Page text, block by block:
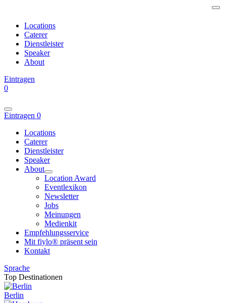
Locations
Caterer
Dienstleister
Speaker
About
Eintragen
0
Eintragen 0
Locations
Caterer
Dienstleister
Speaker
About
Location Award
Eventlexikon
Newsletter
Jobs
Meinungen
Medienkit
Empfehlungsservice
Mit fiylo® präsent sein
Kontakt
Sprache
Top Destinationen
Berlin